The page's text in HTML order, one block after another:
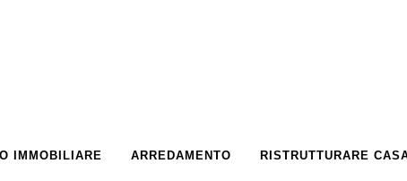
IMMOBILIARE ARREDAMENTO RISTRUTTURARE